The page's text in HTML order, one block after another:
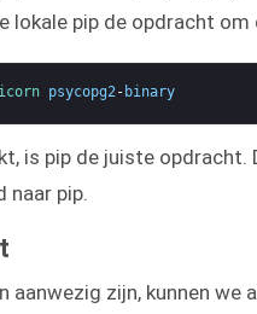
lokale pip de opdracht
psycopg2 - binary
is pip de juiste
naar pip.
aanwezig zijn, kunnen we